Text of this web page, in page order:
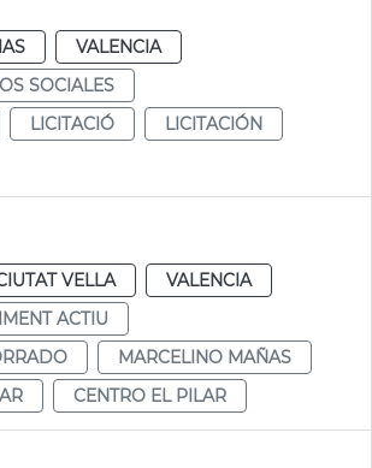
VALENCIA
SOCIALES
LICITACIÓ
LICITACIÓN
VELLA
VALENCIA
ACTIU
MARCELINO MAÑAS
CENTRO EL PILAR